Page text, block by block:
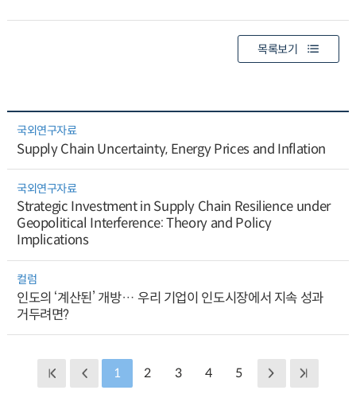
목록보기
국외연구자료
Supply Chain Uncertainty, Energy Prices and Inflation
국외연구자료
Strategic Investment in Supply Chain Resilience under
Geopolitical Interference: Theory and Policy
Implications
컬럼
인도의 ‘계산된’ 개방… 우리 기업이 인도시장에서 지속 성과
거두려면?
1 2 3 4 5